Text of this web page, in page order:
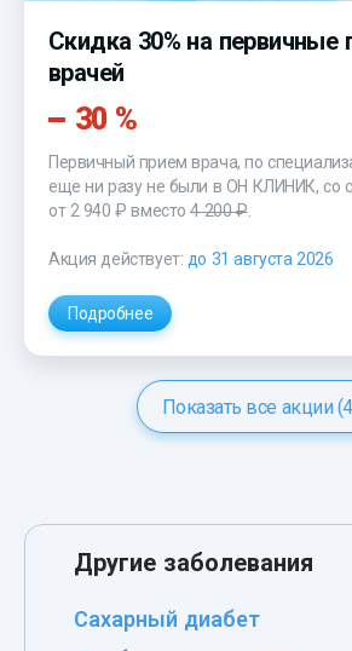
Скидка 30% на первичные
врачей
30 %
Первичный прием врача, по
еще ни разу не были в ОН КЛИНИК, со
от 2 940 ₽ вместо4 200 ₽.
Акция действует: до 31 августа 2026
Подробнее
Показать все акции
Другие заболевания
Сахарный диабет